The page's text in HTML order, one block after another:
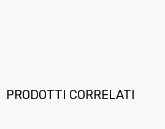
PRODOTTI CORRELATI